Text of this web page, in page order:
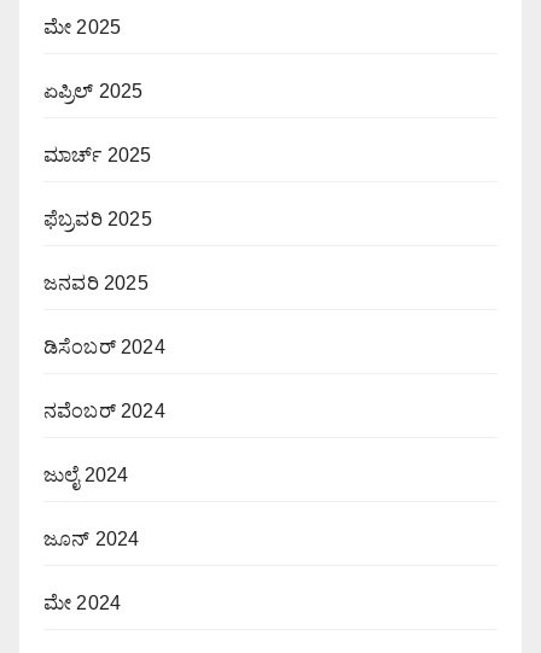
ಮೇ 2025
ಏಪ್ರಿಲ್ 2025
ಮಾರ್ಚ್ 2025
ಫೆಬ್ರವರಿ 2025
ಜನವರಿ 2025
ಡಿಸೆಂಬರ್ 2024
ನವೆಂಬರ್ 2024
ಜುಲೈ 2024
ಜೂನ್ 2024
ಮೇ 2024